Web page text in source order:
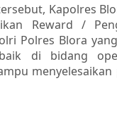
Kapolres
Reward /
Polres Blora
di bidang